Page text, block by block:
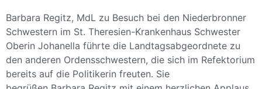
Barbara Regitz, MdL zu Besuch bei den Niederbronner
Schwestern im St. Theresien-Krankenhaus Schwester
Oberin Johanella führte die Landtagsabgeordnete zu
den anderen Ordensschwestern, die sich im Refektorium
bereits auf die Politikerin freuten. Sie